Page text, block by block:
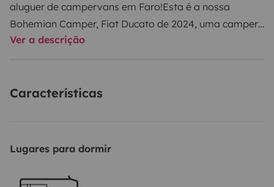
aluguer de campervans em Faro!Esta é a nossa
Bohemian Camper, Fiat Ducato de 2024, uma camper
acolhedora que lhe oferece todo o conforto para
Inclui roupa de cama completa para 3 pessoas, 3
de exterior. Há muito espaço para a sua bagagem,
de dormir tem 5 janelas, 3 das quais equipadas com
Ver a descrição
Características
Lugares para dormir